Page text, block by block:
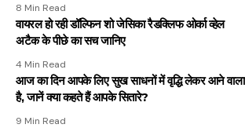
8 Min Read
वायरल हो रही डॉल्फिन शो जेसिका रैडक्लिफ ओर्का व्हेल
अटैक के पीछे का सच जानिए
4 Min Read
आज का दिन आपके लिए सुख साधनों में वृद्धि लेकर आने वाला
है, जानें क्या कहते हैं आपके सितारे?
9 Min Read